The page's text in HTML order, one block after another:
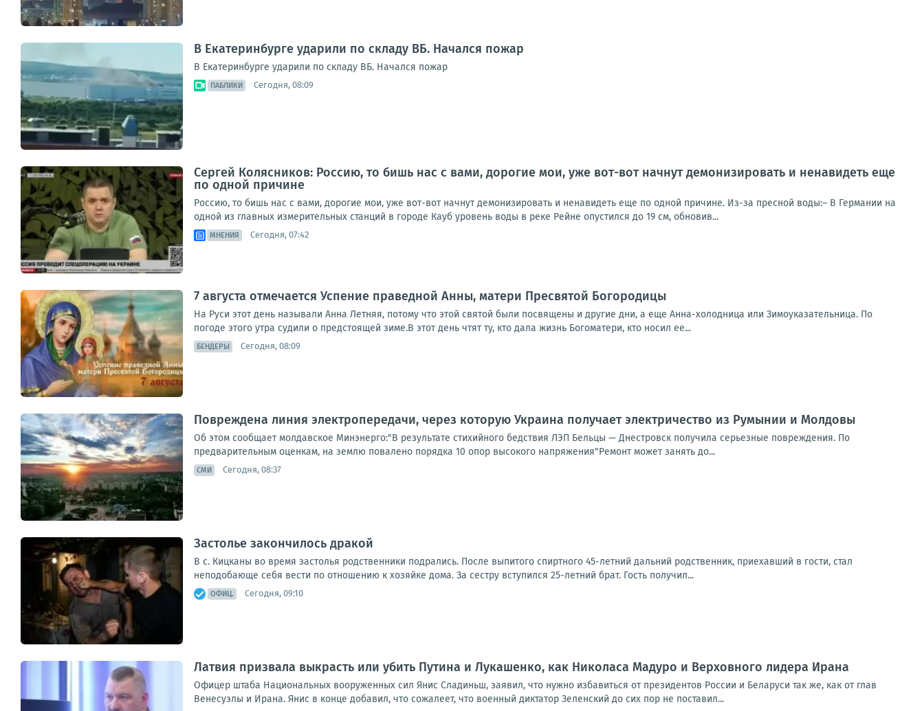
В Екатеринбурге ударили по складу ВБ. Начался пожар
В Екатеринбурге ударили по складу ВБ. Начался пожар
ПАБЛИКИ Сегодня, 08:09
Сергей Колясников: Россию, то бишь нас с вами, дорогие мои, уже вот-вот начнут демонизировать и ненавидеть еще
по одной причине
Россию, то бишь нас с вами, дорогие мои, уже вот-вот начнут демонизировать и ненавидеть еще по одной причине. Из-за пресной воды:– В Германии на
одной из главных измерительных станций в городе Кауб уровень воды в реке Рейне опустился до 19 см, обновив...
МНЕНИЯ Сегодня, 07:42
7 августа отмечается Успение праведной Анны, матери Пресвятой Богородицы
На Руси этот день называли Анна Летняя, потому что этой святой были посвящены и другие дни, а еще Анна-холодница или Зимоуказательница. По
погоде этого утра судили о предстоящей зиме.В этот день чтят ту, кто дала жизнь Богоматери, кто носил ее...
БЕНДЕРЫ Сегодня, 08:09
Повреждена линия электропередачи, через которую Украина получает электричество из Румынии и Молдовы
Об этом сообщает молдавское Минэнерго:"В результате стихийного бедствия ЛЭП Бельцы — Днестровск получила серьезные повреждения. По
предварительным оценкам, на землю повалено порядка 10 опор высокого напряжения"Ремонт может занять до...
СМИ Сегодня, 08:37
Застолье закончилось дракой
В с. Кицканы во время застолья родственники подрались. После выпитого спиртного 45-летний дальний родственник, приехавший в гости, стал
неподобающе себя вести по отношению к хозяйке дома. За сестру вступился 25-летний брат. Гость получил...
ОФИЦ. Сегодня, 09:10
Латвия призвала выкрасть или убить Путина и Лукашенко, как Николаса Мадуро и Верховного лидера Ирана
Офицер штаба Национальных вооруженных сил Янис Сладиньш, заявил, что нужно избавиться от президентов России и Беларуси так же, как от глав
Венесуэлы и Ирана. Янис в конце добавил, что сожалеет, что военный диктатор Зеленский до сих пор не поставил...